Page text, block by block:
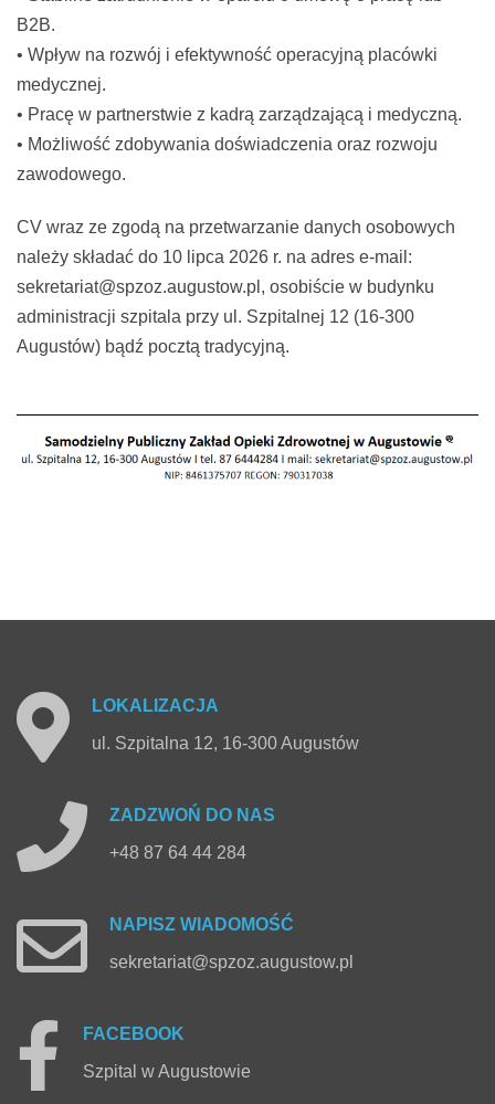
B2B.
• Wpływ na rozwój i efektywność operacyjną placówki
medycznej.
• Pracę w partnerstwie z kadrą zarządzającą i medyczną.
• Możliwość zdobywania doświadczenia oraz rozwoju
zawodowego.
CV wraz ze zgodą na przetwarzanie danych osobowych
należy składać do 10 lipca 2026 r. na adres e-mail:
sekretariat@spzoz.augustow.pl, osobiście w budynku
administracji szpitala przy ul. Szpitalnej 12 (16-300
Augustów) bądź pocztą tradycyjną.
LOKALIZACJA
ul. Szpitalna 12, 16-300 Augustów
ZADZWOŃ DO NAS
+48 87 64 44 284
NAPISZ WIADOMOŚĆ
sekretariat@spzoz.augustow.pl
FACEBOOK
Szpital w Augustowie